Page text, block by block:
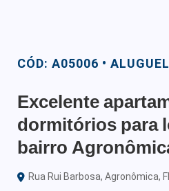
CÓD: A05006 • ALUGUEL
Excelente
dormitórios para
bairro
Rua Rui Barbosa, Agronômica,